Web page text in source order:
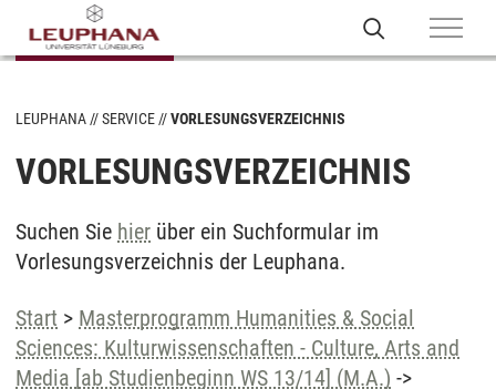
LEUPHANA SERVICE VORLESUNGSVERZEICHNIS
VORLESUNGSVERZEICHNIS
Suchen Sie hier über ein Suchformular im
Vorlesungsverzeichnis der Leuphana.
Start > Masterprogramm Humanities & Social
Sciences: Kulturwissenschaften - Culture, Arts and
Media [ab Studienbeginn WS 13/14] (M.A.) ->